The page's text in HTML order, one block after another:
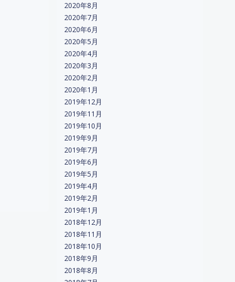
2020年8月
2020年7月
2020年6月
2020年5月
2020年4月
2020年3月
2020年2月
2020年1月
2019年12月
2019年11月
2019年10月
2019年9月
2019年7月
2019年6月
2019年5月
2019年4月
2019年2月
2019年1月
2018年12月
2018年11月
2018年10月
2018年9月
2018年8月